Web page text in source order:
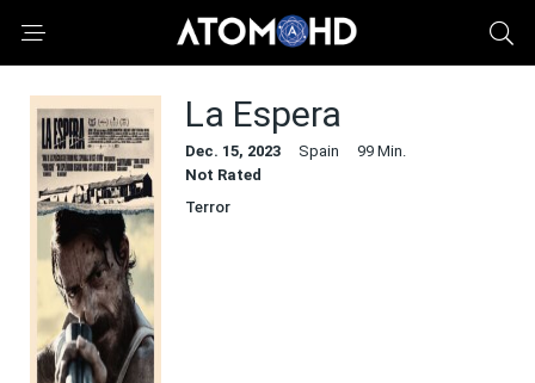
La Espera
Dec. 15, 2023 Spain
99 Min.
Not Rated
Terror